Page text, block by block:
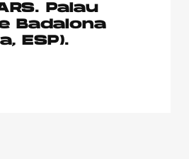
Aviso Legal
DE UMO agency. TODOS LOS
Palau
Badalona
ESP).